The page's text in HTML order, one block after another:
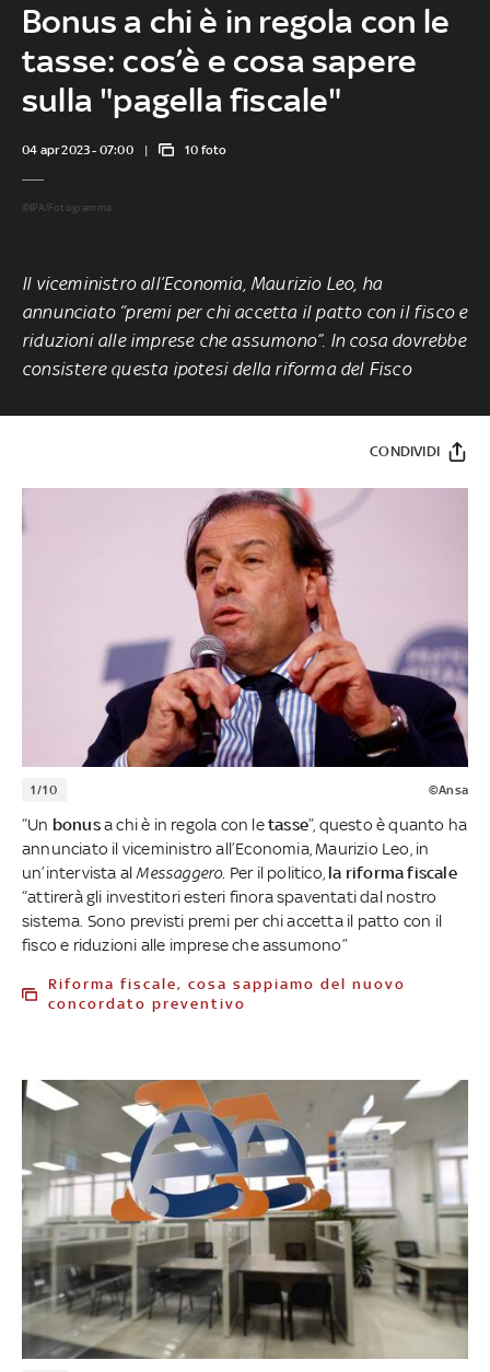
Bonus a chi è in regola con le
tasse: cos’è e cosa sapere
sulla "pagella fiscale"
04 apr 2023 - 07:00 10 foto
©IPA/Fotogramma
Il viceministro all’Economia, Maurizio Leo, ha
annunciato “premi per chi accetta il patto con il fisco e
riduzioni alle imprese che assumono”. In cosa dovrebbe
consistere questa ipotesi della riforma del Fisco
CONDIVIDI
1/10 ©Ansa
“Un bonusa chi è in regola con letasse”, questo è quanto ha
annunciato il viceministro all’Economia, Maurizio Leo, in
un’intervista al Messaggero. Per il politico, la riforma fiscale
“attirerà gli investitori esteri finora spaventati dal nostro
sistema. Sono previsti premi per chi accetta il patto con il
fisco e riduzioni alle imprese che assumono”
Riforma fiscale, cosa sappiamo del nuovo
concordato preventivo